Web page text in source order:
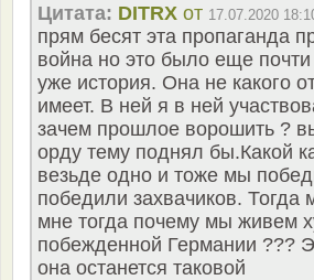
Цитата: DITRX от 17.07.2020
прям бесят эта пропаганда
война но это было еще почти
уже история. Она не какого
имеет. В ней я в ней
зачем прошлое ворошить ?
орду тему поднял бы.Какой
везьде одно и тоже мы
победили захвачиков. Тогда
мне тогда почему мы живем
побежденной Германии ???
она останется таковой